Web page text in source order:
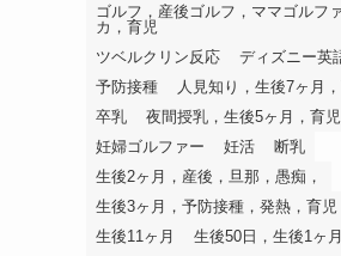
ゴルフ，産後ゴルフ，ママゴルフ
カ，育児
ツベルクリン反応
ディズニー英
予防接種
人見知り，生後7ヶ月
卒乳
夜間授乳，生後5ヶ月，育児
妊婦ゴルファー
妊活
断乳
生後2ヶ月，産後，旦那，愚痴，
生後3ヶ月，予防接種，発熱，育児
生後11ヶ月
生後50日，生後1ヶ